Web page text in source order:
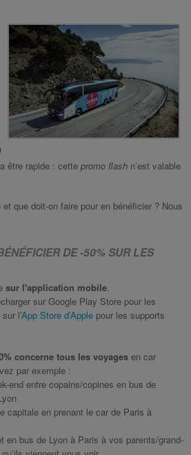
être rapide : cette promo flash n’est valable
que doit-on faire pour en bénéficier ? Nous
DE -50% SUR LES
sur l'application mobile.
sur Google Play Store pour les
l’App Store d’Apple pour les supports
concerne tous les voyages en car
par exemple :
end entre copains/copines en bus de
capitale en prenant le car de Paris à
en bus de Lyon à Paris à vos parents/grand-